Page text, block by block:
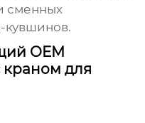
сменных
кувшинов.
OEM
краном для